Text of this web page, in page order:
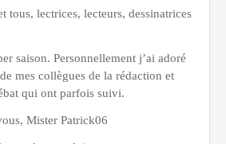
tous, lectrices, lecteurs, dessinatrices
saison. Personnellement j’ai adoré
mes collègues de la rédaction et
qui ont parfois suivi.
Mister Patrick06